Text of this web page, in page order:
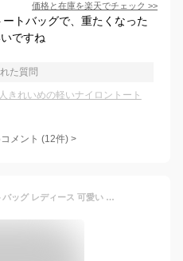
価格と在庫を楽天でチェック >>
トバッグで、重たくなった
ですね
た質問
きれいめの軽いナイロントート
メント (12件) >
地域別送料無料 2way トートバッグ レディース 可愛い かわいい キャンバス 帆布 大容量 軽量 多収納 多機能 ショルダーバッグ 斜め掛け 大きめ 軽い マザーズバッグ ママバッグ ボストンバッグ ナイロン 杢調 黒 ファスナー付 無地 シンプル 10ポケット 旅行 あす楽便対応